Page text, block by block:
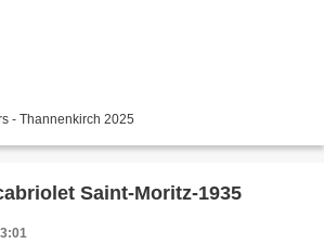
- Thannenkirch 2025
Saint-Moritz-1935